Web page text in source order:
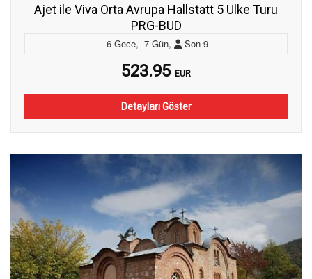
Ajet ile Viva Orta Avrupa Hallstatt 5 Ulke Turu
PRG-BUD
6 Gece, 7 Gün, Son 9
523.95 EUR
Detayları Göster